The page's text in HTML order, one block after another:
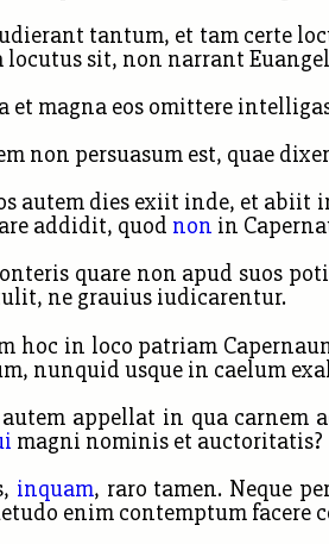
tantum, et tam certe
locutus sit, non narrant
et magna eos omittere
non persuasum est, quae
autem dies exiit inde, et
addidit, quod non in
quare non apud suos
ne grauius iudicarentur.
hoc in loco patriam
nunquid usque in caelum
appellat in qua carnem
magni nominis et auctoritatis?
inquam, raro tamen. Neque
enim contemptum facere